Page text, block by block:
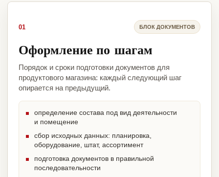
01 БЛОК ДОКУМЕНТОВ
Оформление по шагам
Порядок и сроки подготовки документов для
продуктового магазина: каждый следующий шаг
опирается на предыдущий.
определение состава под вид деятельности
и помещение
сбор исходных данных: планировка,
оборудование, штат, ассортимент
подготовка документов в правильной
последовательности